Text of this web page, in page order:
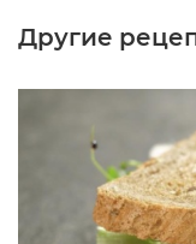
Другие